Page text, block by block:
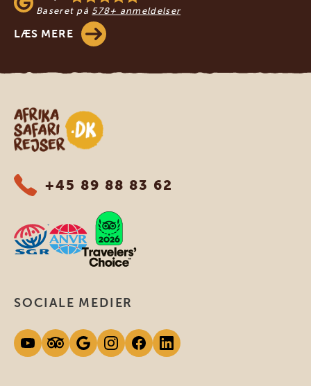
Baseret på 578+ anmeldelser
LÆS MERE
Safari-rejser i Afrika
+45 89 88 83 62
SOCIALE MEDIER